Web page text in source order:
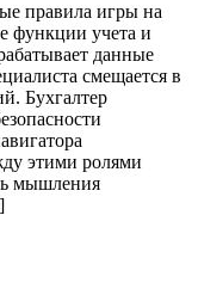
правила игры на
функции учета и
данные
смещается в
Бухгалтер
этими ролями
мышления